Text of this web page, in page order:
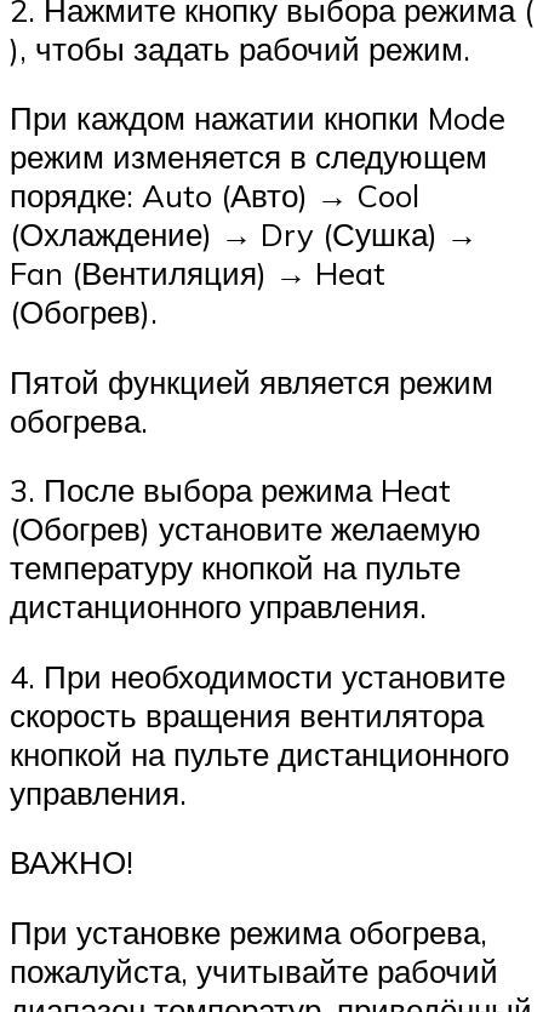
2. Нажмите кнопку выбора режима (
), чтобы задать рабочий режим.
При каждом нажатии кнопки Mode
режим изменяется в следующем
порядке: Auto (Авто) → Cool
(Охлаждение) → Dry (Сушка) →
Fan (Вентиляция) → Heat
(Обогрев).
Пятой функцией является режим
обогрева.
3. После выбора режима Heat
(Обогрев) установите желаемую
температуру кнопкой на пульте
дистанционного управления.
4. При необходимости установите
скорость вращения вентилятора
кнопкой на пульте дистанционного
управления.
ВАЖНО!
При установке режима обогрева,
пожалуйста, учитывайте рабочий